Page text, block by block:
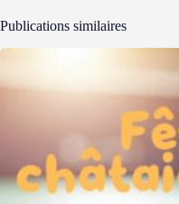
Publications similaires